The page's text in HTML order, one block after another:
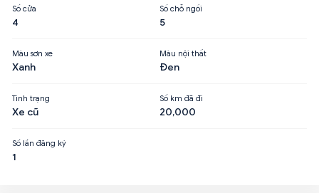
Số cửa
4
Số chỗ ngồi
5
Màu sơn xe
Xanh
Màu nội thất
Đen
Tình trạng
Xe cũ
Số km đã đi
20,000
Số lần đăng ký
1